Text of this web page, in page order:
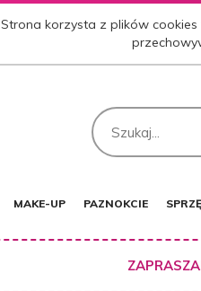
Strona korzysta z plików
MAKE-UP PAZNOKCIE